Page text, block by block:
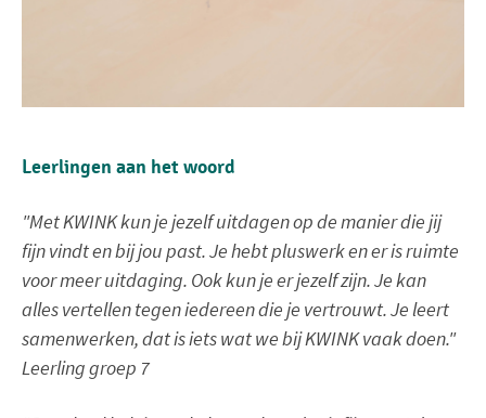
Leerlingen aan het woord
"Met KWINK kun je jezelf uitdagen op de manier die jij
fijn vindt en bij jou past. Je hebt pluswerk en er is ruimte
voor meer uitdaging. Ook kun je er jezelf zijn. Je kan
alles vertellen tegen iedereen die je vertrouwt. Je leert
samenwerken, dat is iets wat we bij KWINK vaak doen."
Leerling groep 7